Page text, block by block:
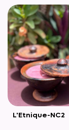
L'Etnique-NC2